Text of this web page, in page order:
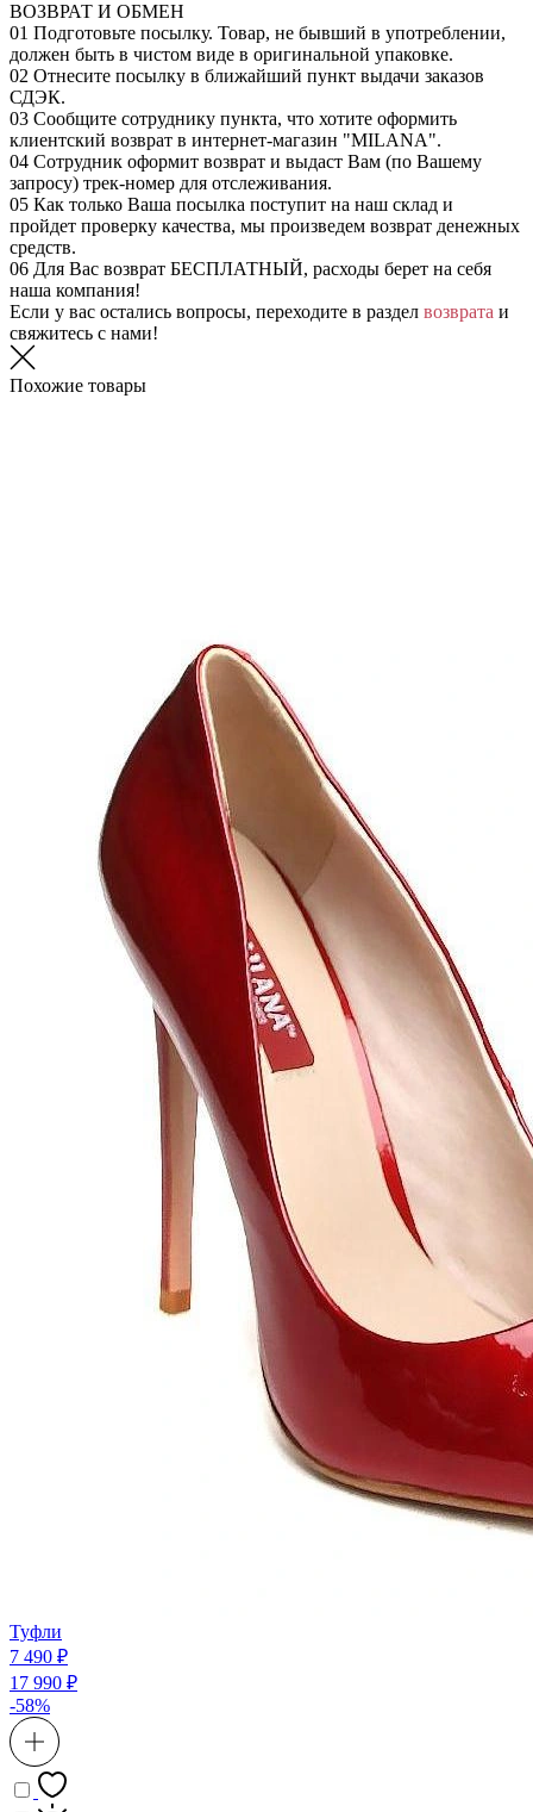
ВОЗВРАТ И ОБМЕН
01 Подготовьте посылку. Товар, не бывший в употреблении,
должен быть в чистом виде в оригинальной упаковке.
02 Отнесите посылку в ближайший пункт выдачи заказов
СДЭК.
03 Сообщите сотруднику пункта, что хотите оформить
клиентский возврат в интернет-магазин "MILANA".
04 Сотрудник оформит возврат и выдаст Вам (по Вашему
запросу) трек-номер для отслеживания.
05 Как только Ваша посылка поступит на наш склад и
пройдет проверку качества, мы произведем возврат денежных
средств.
06 Для Вас возврат БЕСПЛАТНЫЙ, расходы берет на себя
наша компания!
Если у вас остались вопросы, переходите в раздел возврата и
свяжитесь с нами!
Похожие товары
Туфли
7 490 ₽
17 990 ₽
-58%